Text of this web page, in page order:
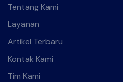
Tentang Kami
Layanan
Artikel Terbaru
Kontak Kami
Tim Kami